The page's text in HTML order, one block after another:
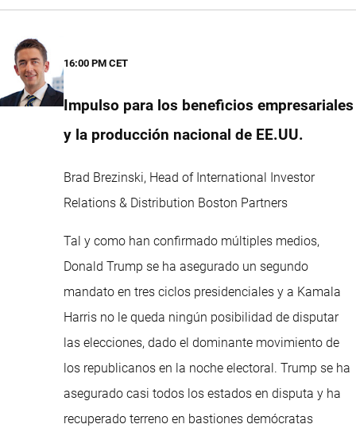
16:00 PM CET
Impulso para los beneficios empresariales
y la producción nacional de EE.UU.
Brad Brezinski, Head of International Investor
Relations & Distribution Boston Partners
Tal y como han confirmado múltiples medios,
Donald Trump se ha asegurado un segundo
mandato en tres ciclos presidenciales y a Kamala
Harris no le queda ningún posibilidad de disputar
las elecciones, dado el dominante movimiento de
los republicanos en la noche electoral. Trump se ha
asegurado casi todos los estados en disputa y ha
recuperado terreno en bastiones demócratas